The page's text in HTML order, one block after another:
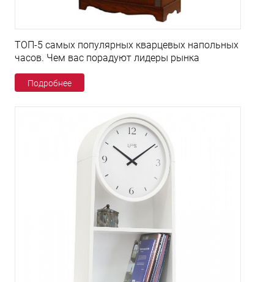
ТОП-5 самых популярных кварцевых напольных
часов. Чем вас порадуют лидеры рынка
Подробнее